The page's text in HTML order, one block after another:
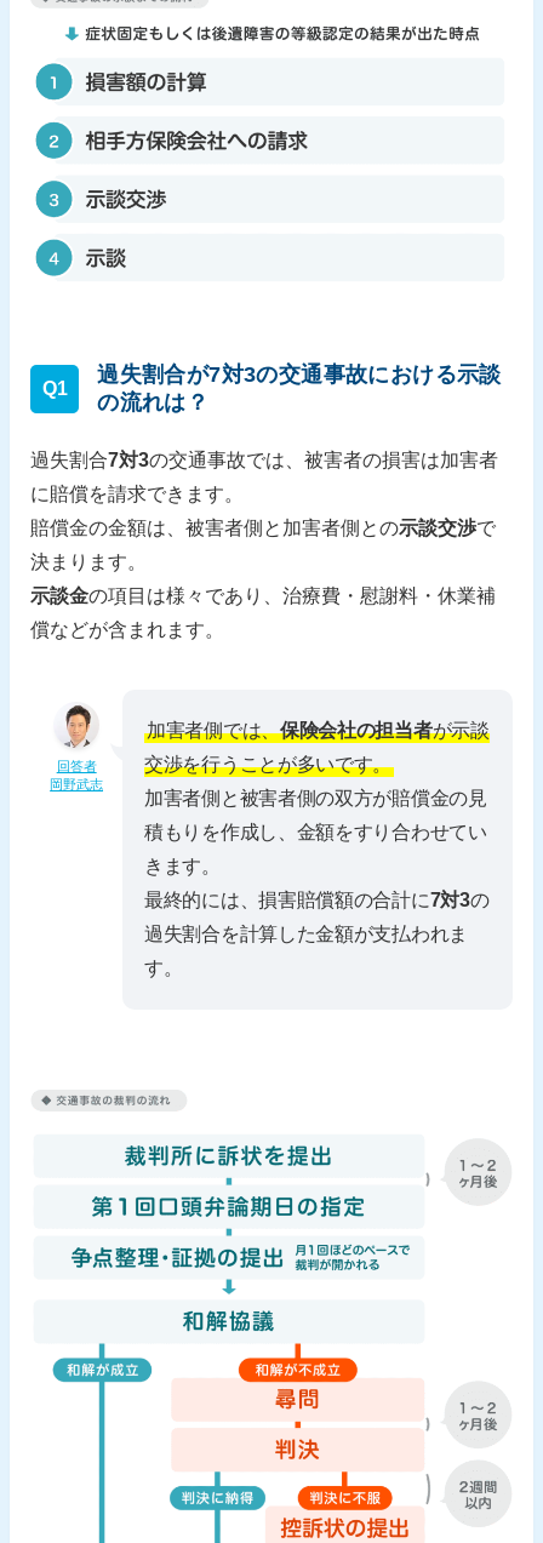
Q1
過失割合が7対3の交通事故における示談
の流れは？
過失割合7対3の交通事故では、被害者の損害は加害者
に賠償を請求できます。
賠償金の金額は、被害者側と加害者側との示談交渉で
決まります。
示談金の項目は様々であり、治療費・慰謝料・休業補
償などが含まれます。
回答者
岡野武志
加害者側では、保険会社の担当者が示談
交渉を行うことが多いです。
加害者側と被害者側の双方が賠償金の見
積もりを作成し、金額をすり合わせてい
きます。
最終的には、損害賠償額の合計に7対3の
過失割合を計算した金額が支払われま
す。